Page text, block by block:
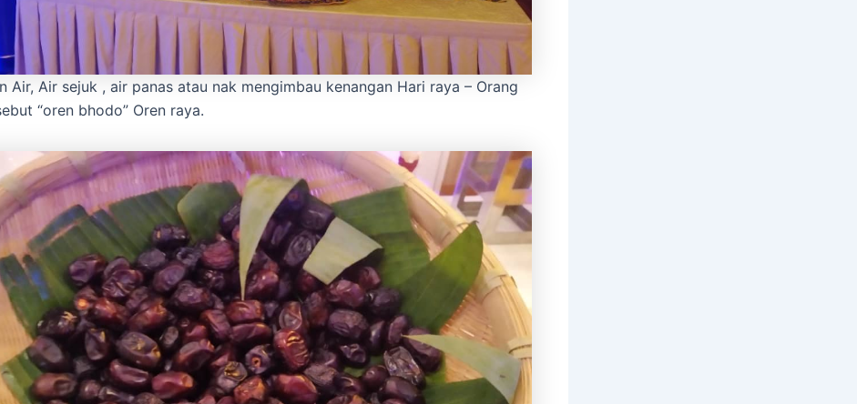
Air, Air sejuk , air panas atau nak mengimbau kenangan Hari raya – Orang
“oren bhodo” Oren raya.